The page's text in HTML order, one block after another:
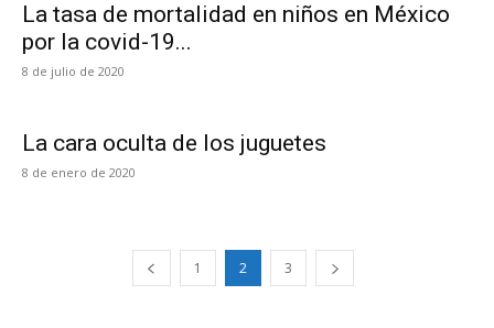
La tasa de mortalidad en niños en México
por la covid-19...
8 de julio de 2020
La cara oculta de los juguetes
8 de enero de 2020
1 2 3